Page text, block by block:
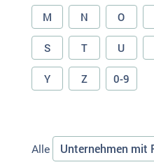
M N O
S T U
Y Z 0-9
Alle Unternehmen mit